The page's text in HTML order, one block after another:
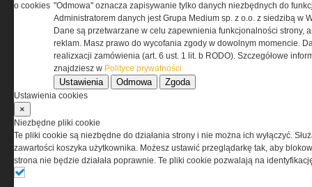
Przeciwpożarowe instalacje
wodociągowe – stan prawny
Zapotrzebowanie na moc
cieplną i energię użytkową do
podgrzania ciepłej wody
użytkowej
Pomieszczenia kotłowni
gazowych
ELEKTRO.INFO
o cookies "Odmowa" oznacza zapisywanie tylko danych niezbędnych do
Administratorem danych jest Grupa Medium sp. z o.o. z siedzibą w
Dane są przetwarzane w celu zapewnienia funkcjonalności strony,
reklam. Masz prawo do wycofania zgody w dowolnym momencie.
realizxacji zamówienia (art. 6 ust. 1 lit. b RODO). Szczegółowe
znajdziesz w Polityce prywatności
Ustawienia Odmowa Zgoda
Ustawienia cookies
×
Niezbędne pliki cookie
Te pliki cookie są niezbędne do działania strony i nie można ich wyłączyć.
zawartości koszyka użytkownika. Możesz ustawić przeglądarkę tak, aby
strona nie będzie działała poprawnie. Te pliki cookie pozwalają na